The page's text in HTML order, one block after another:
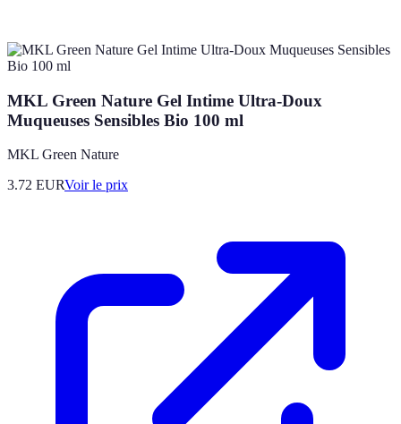
MKL Green Nature Gel Intime Ultra-Doux
Muqueuses Sensibles Bio 100 ml
MKL Green Nature
3.72 EURVoir le prix